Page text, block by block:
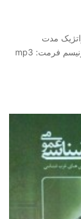
مدت
زمان: ۱ساعت و ۸ دقیقه موضوع :وضعیت پست مدرنیسم فرمت: mp3